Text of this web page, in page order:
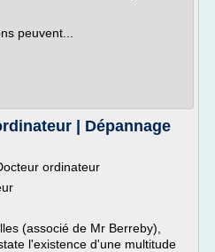
peuvent...
| Dépannage
ordinateur
(associé de Mr Berreby),
l'existence d'une multitude